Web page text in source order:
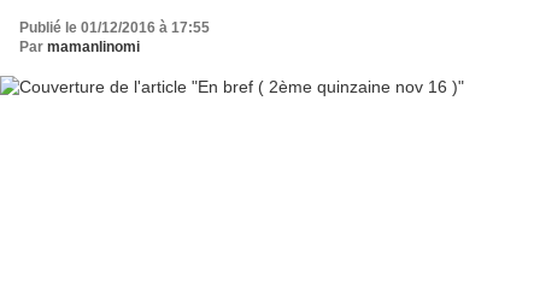
Publié le 01/12/2016 à 17:55
Par mamanlinomi